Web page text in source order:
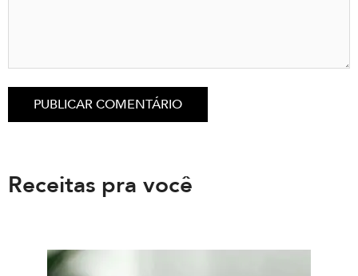
Receitas pra você